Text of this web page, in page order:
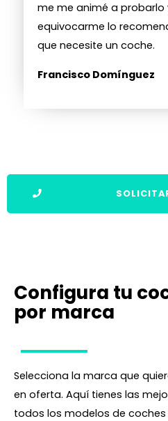
me me animé a probarlo
equivocarme lo
que necesite un coche.
Francisco Domínguez
Configura tu
por marca
Selecciona la marca que
en oferta. Aquí tienes las
todos los modelos de